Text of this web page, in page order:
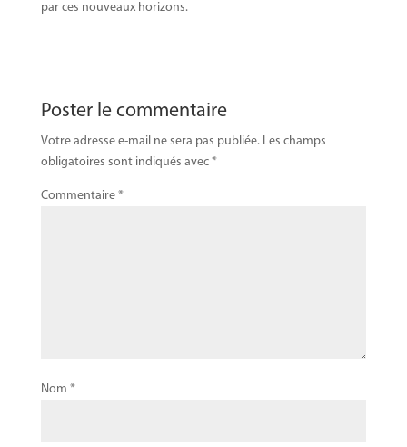
par ces nouveaux horizons.
Poster le commentaire
Votre adresse e-mail ne sera pas publiée. Les champs
obligatoires sont indiqués avec *
Commentaire *
Nom *